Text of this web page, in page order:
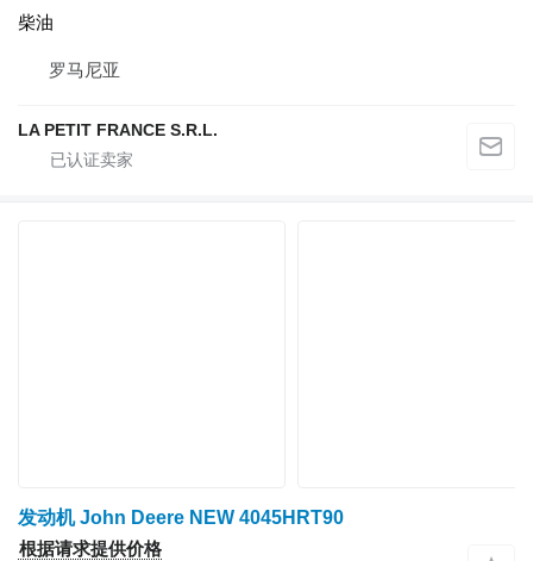
柴油
罗马尼亚
LA PETIT FRANCE S.R.L.
发动机 John Deere NEW 4045HRT90
根据请求提供价格